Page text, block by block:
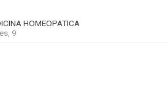
HOMEOPATICA
9